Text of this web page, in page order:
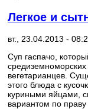
Легкое и
вт., 23.04.2013 -
Суп гаспачо,
вегетарианцев.
этого блюда с
куриными яйцами,
вариантом по праву